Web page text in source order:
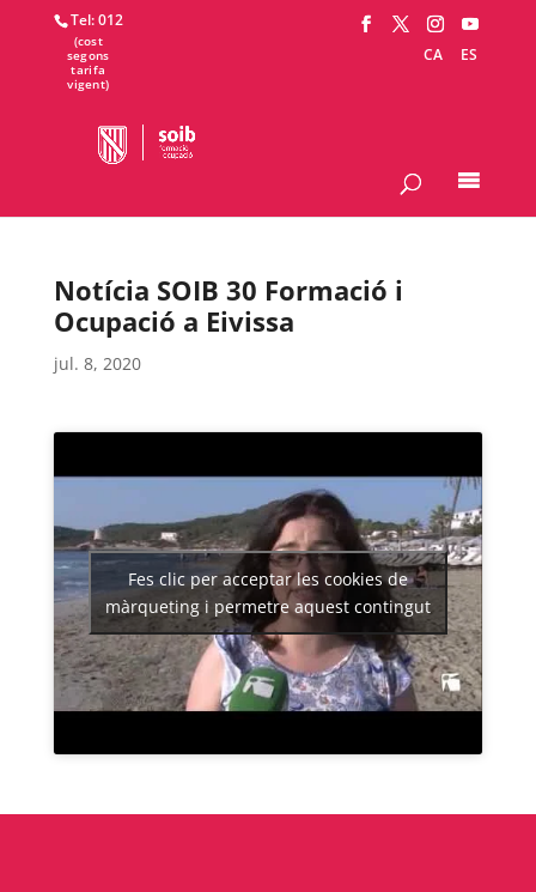
Tel: 012
CA
ES
Notícia SOIB 30 Formació i
Ocupació a Eivissa
jul. 8, 2020
Fes clic per acceptar les cookies de
màrqueting i permetre aquest contingut